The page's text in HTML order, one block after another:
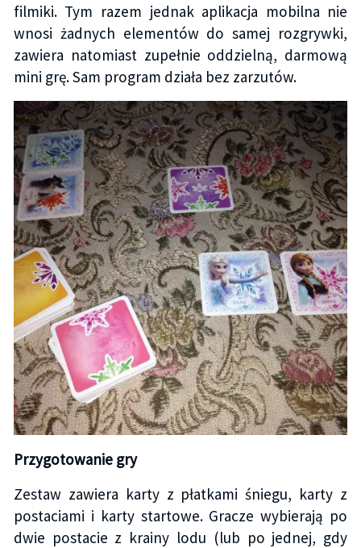
filmiki. Tym razem jednak aplikacja mobilna nie
wnosi żadnych elementów do samej rozgrywki,
zawiera natomiast zupełnie oddzielną, darmową
mini grę. Sam program działa bez zarzutów.
Przygotowanie gry
Zestaw zawiera karty z płatkami śniegu, karty z
postaciami i karty startowe. Gracze wybierają po
dwie postacie z krainy lodu (lub po jednej, gdy